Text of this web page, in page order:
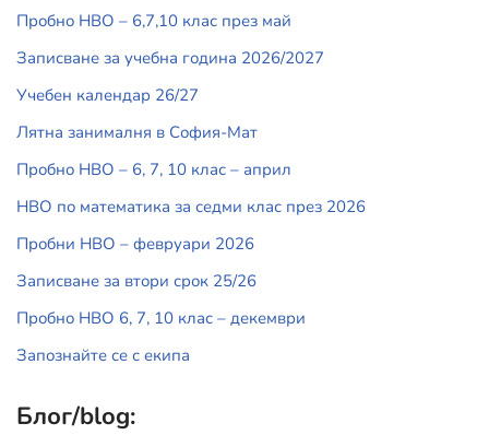
Пробно НВО – 6,7,10 клас през май
Записване за учебна година 2026/2027
Учебен календар 26/27
Лятна занималня в София-Мат
Пробно НВО – 6, 7, 10 клас – април
НВО по математика за седми клас през 2026
Пробни НВО – февруари 2026
Записване за втори срок 25/26
Пробно НВО 6, 7, 10 клас – декември
Запознайте се с екипа
Блог/blog: